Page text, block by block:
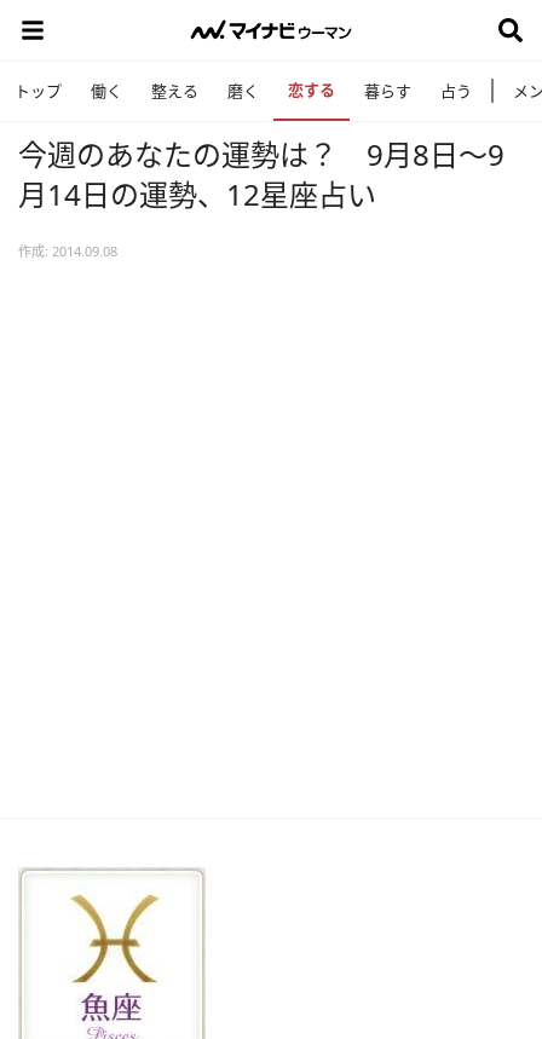
トップ 働く 整える 磨く 恋する 暮らす 占う メ
今週のあなたの運勢は？ 9月8日〜9
月14日の運勢、12星座占い
作成: 2014.09.08